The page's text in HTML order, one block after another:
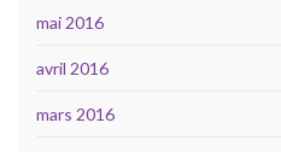
mai 2016
avril 2016
mars 2016